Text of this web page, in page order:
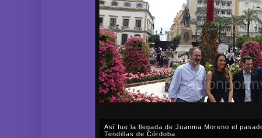
Así fue la llegada de Juanma Moreno el
Tendillas de Córdoba